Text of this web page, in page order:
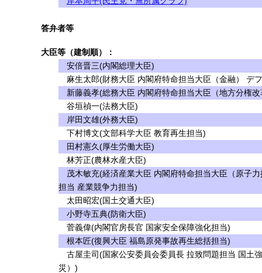
答弁者等
大臣等（建制順）：
安倍晋三(内閣総理大臣)
麻生太郎(財務大臣 内閣府特命担当大臣（金融） デ
新藤義孝(総務大臣 内閣府特命担当大臣（地方分権
谷垣禎一(法務大臣)
岸田文雄(外務大臣)
下村博文(文部科学大臣 教育再生担当)
田村憲久(厚生労働大臣)
林芳正(農林水産大臣)
茂木敏充(経済産業大臣 内閣府特命担当大臣（原子
担当 産業競争力担当)
太田昭宏(国土交通大臣)
小野寺五典(防衛大臣)
菅義偉(内閣官房長官 国家安全保障強化担当)
根本匠(復興大臣 福島原発事故再生総括担当)
古屋圭司(国家公安委員会委員長 拉致問題担当 国土
災）)